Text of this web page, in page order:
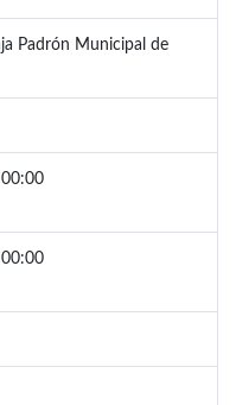
Padrón Municipal de